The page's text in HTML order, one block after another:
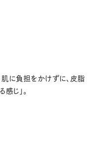
に負担をかけずに、皮脂
じ」。